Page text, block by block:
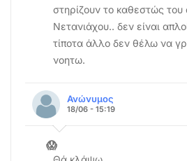
στηρίζουν το καθεστώς του
Νετανιάχου.. δεν είναι
τίποτα άλλο δεν θέλω να
νοητω.
Ανώνυμος
18/06 - 15:19
😱